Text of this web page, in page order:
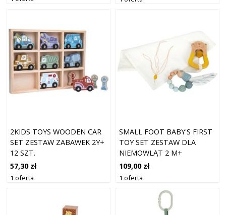
2KIDS TOYS WOODEN CAR
SET ZESTAW ZABAWEK 2Y+
12 SZT.
57,30 zł
1 oferta
SMALL FOOT BABY'S FIRST
TOY SET ZESTAW DLA
NIEMOWLĄT 2 M+
109,00 zł
1 oferta